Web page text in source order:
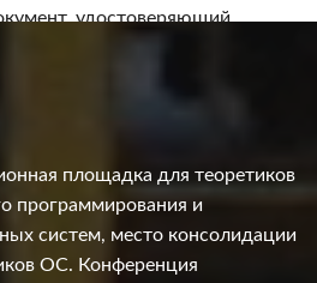
32 "А", бежевый зал.
удостоверяющий
площадка для теоретиков
программирования и
систем, место консолидации
ОС. Конференция